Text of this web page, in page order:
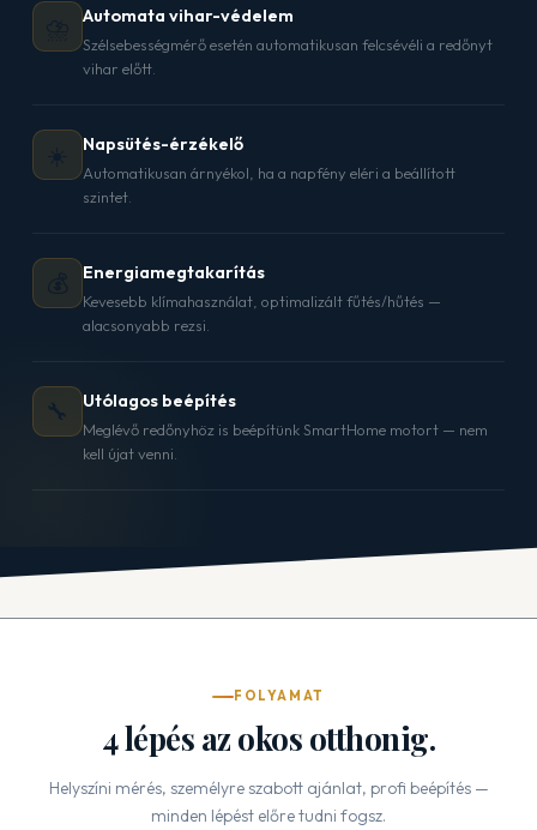
⛈️ Automata vihar-védelem
Szélsebességmérő esetén automatikusan felcsévéli a redőnyt
vihar előtt.
☀️ Napsütés-érzékelő
Automatikusan árnyékol, ha a napfény eléri a beállított
szintet.
💰 Energiamegtakarítás
Kevesebb klímahasználat, optimalizált fűtés/hűtés —
alacsonyabb rezsi.
🔧 Utólagos beépítés
Meglévő redőnyhöz is beépítünk SmartHome motort — nem
kell újat venni.
FOLYAMAT
4 lépés az okos otthonig.
Helyszíni mérés, személyre szabott ajánlat, profi beépítés —
minden lépést előre tudni fogsz.